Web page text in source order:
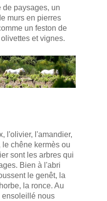
de paysages, un
murs en pierres
un feston de
et vignes.
l'olivier, l'amandier,
le chêne kermès ou
sont les arbres qui
Bien à l'abri
le genêt, la
la ronce. Au
ensoleillé nous